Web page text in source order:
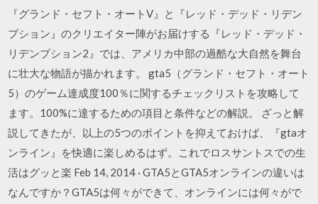
『グランド・セフト・オートV』と『レッド・デッド・リデン
プション』のクリエイター陣がお届けする『レッド・デッド・
リデンプション2』では、アメリカ中部の過酷な大自然を舞台
に壮大な物語が描かれます。 gta5（グランド・セフト・オート
5）のゲーム達成度100％に関するチェックリストを攻略して
ます。100%に達するための項目と条件などの解説。 ざっと解
説してきたが、以上の5つのポイントを抑えておけば、『gtaオ
ンライン』を快適に楽しめるはず。これでロスサントスでの生
活はグッと楽 Feb 14, 2014 · GTA5とGTA5オンラインの違いは
なんですか？GTA5は何々ができて、オンラインには何々がで